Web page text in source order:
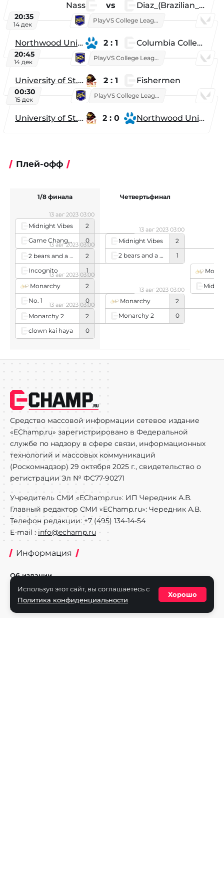
Nass vs Diaz_(Brazilian_Player)
20:35
14 дек
PlayVS College League 2025: Fall
Northwood University 2 : 1 Columbia College
20:45
14 дек
PlayVS College League 2025: Fall
University of St. Thomas 2 : 1 Fishermen
00:30
15 дек
PlayVS College League 2025: Fall
University of St. Thomas 2 : 0 Northwood University
Плей-офф
Midnight Vibes
2
Game Changers
0
13 авг 2023 03:00
2 bears and a goat
2
Incognito
1
13 авг 2023 03:00
Monarchy
2
No. 1
0
13 авг 2023 03:00
Monarchy 2
2
clown kai haya
0
13 авг 2023 03:00
1/8 финала
Midnight Vibes
2
2 bears and a goat
1
13 авг 2023 03:00
Monarchy
2
Monarchy 2
0
13 авг 2023 03:00
Четвертьфинал
Средство массовой информации сетевое издание
«EChamp.ru» зарегистрировано в Федеральной
службе по надзору в сфере связи, информационных
технологий и массовых коммуникаций
(Роскомнадзор) 29 октября 2025 г., свидетельство о
регистрации Эл № ФС77-90271
Учредитель СМИ «EChamp.ru»: ИП Чередник А.В.
Главный редактор СМИ «EChamp.ru»: Чередник А.В.
Телефон редакции: +7 (495) 134-14-54
E-mail : info@echamp.ru
Информация
Об издании
Реклама на портале
Политика конфиденциальности
Используя этот сайт, вы соглашаетесь с
Политика конфиденциальности
Хорошо